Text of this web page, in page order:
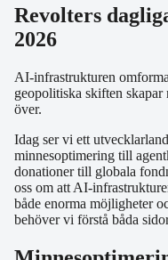
Revolters
2026
AI-infrastrukturen
geopolitiska skiften
över.
Idag ser vi ett
minnesoptimering till
donationer till globala
oss om att AI-
både enorma möjligheter
behöver vi förstå båda